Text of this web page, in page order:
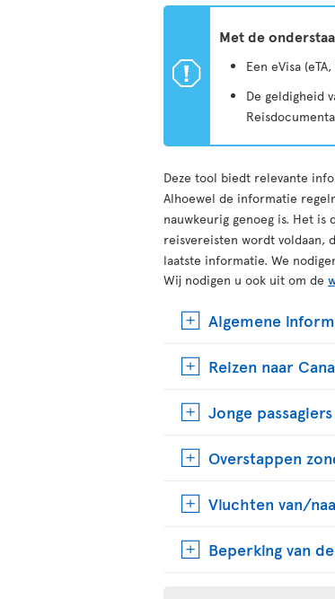
ü
Met de
Een eVisa
De geldigheid
Deze tool biedt relevante
Alhoewel de informatie
nauwkeurig genoeg is. Het
reisvereisten wordt voldaan,
laatste informatie. We
Wij nodigen u ook uit om de
Algemene
Reizen naar
Jonge
Overstappen
Vluchten van/
Beperking van